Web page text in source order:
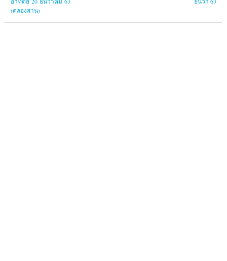
(คลองสาน)